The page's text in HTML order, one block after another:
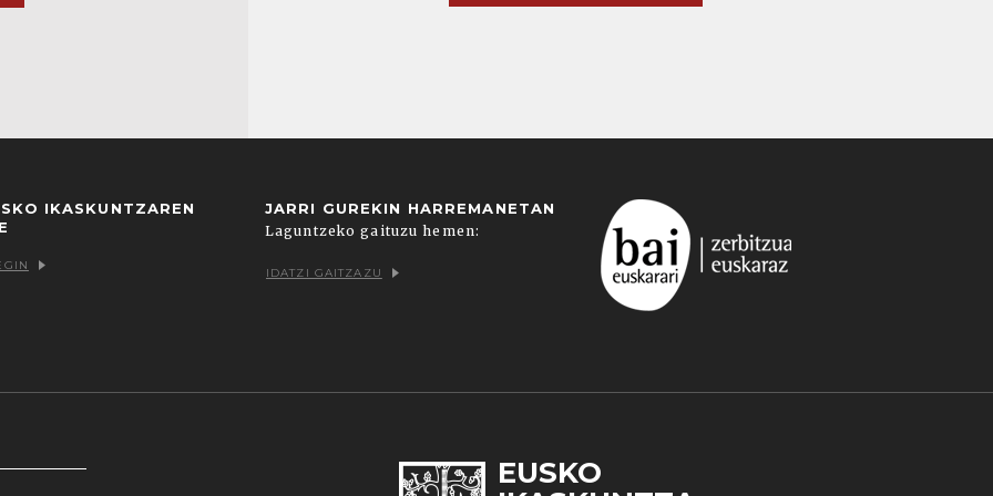
IKASKUNTZAREN
JARRI GUREKIN HARREMANETAN
Laguntzeko gaituzu hemen:
IDATZI GAITZAZU
EUSKO